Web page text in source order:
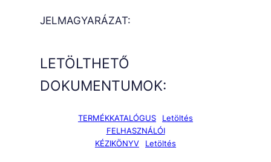
JELMAGYARÁZAT:
LETÖLTHETŐ
DOKUMENTUMOK:
TERMÉKKATALÓGUS
Letöltés
FELHASZNÁLÓI
KÉZIKÖNYV
Letöltés